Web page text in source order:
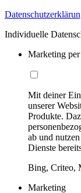
Individuelle
Marketing
Mit deiner
unserer
Produkte.
ab und
Dienste
Bing, Criteo,
Marketing